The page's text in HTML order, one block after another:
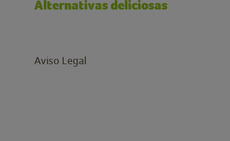
Alternativas deliciosas
Aviso Legal